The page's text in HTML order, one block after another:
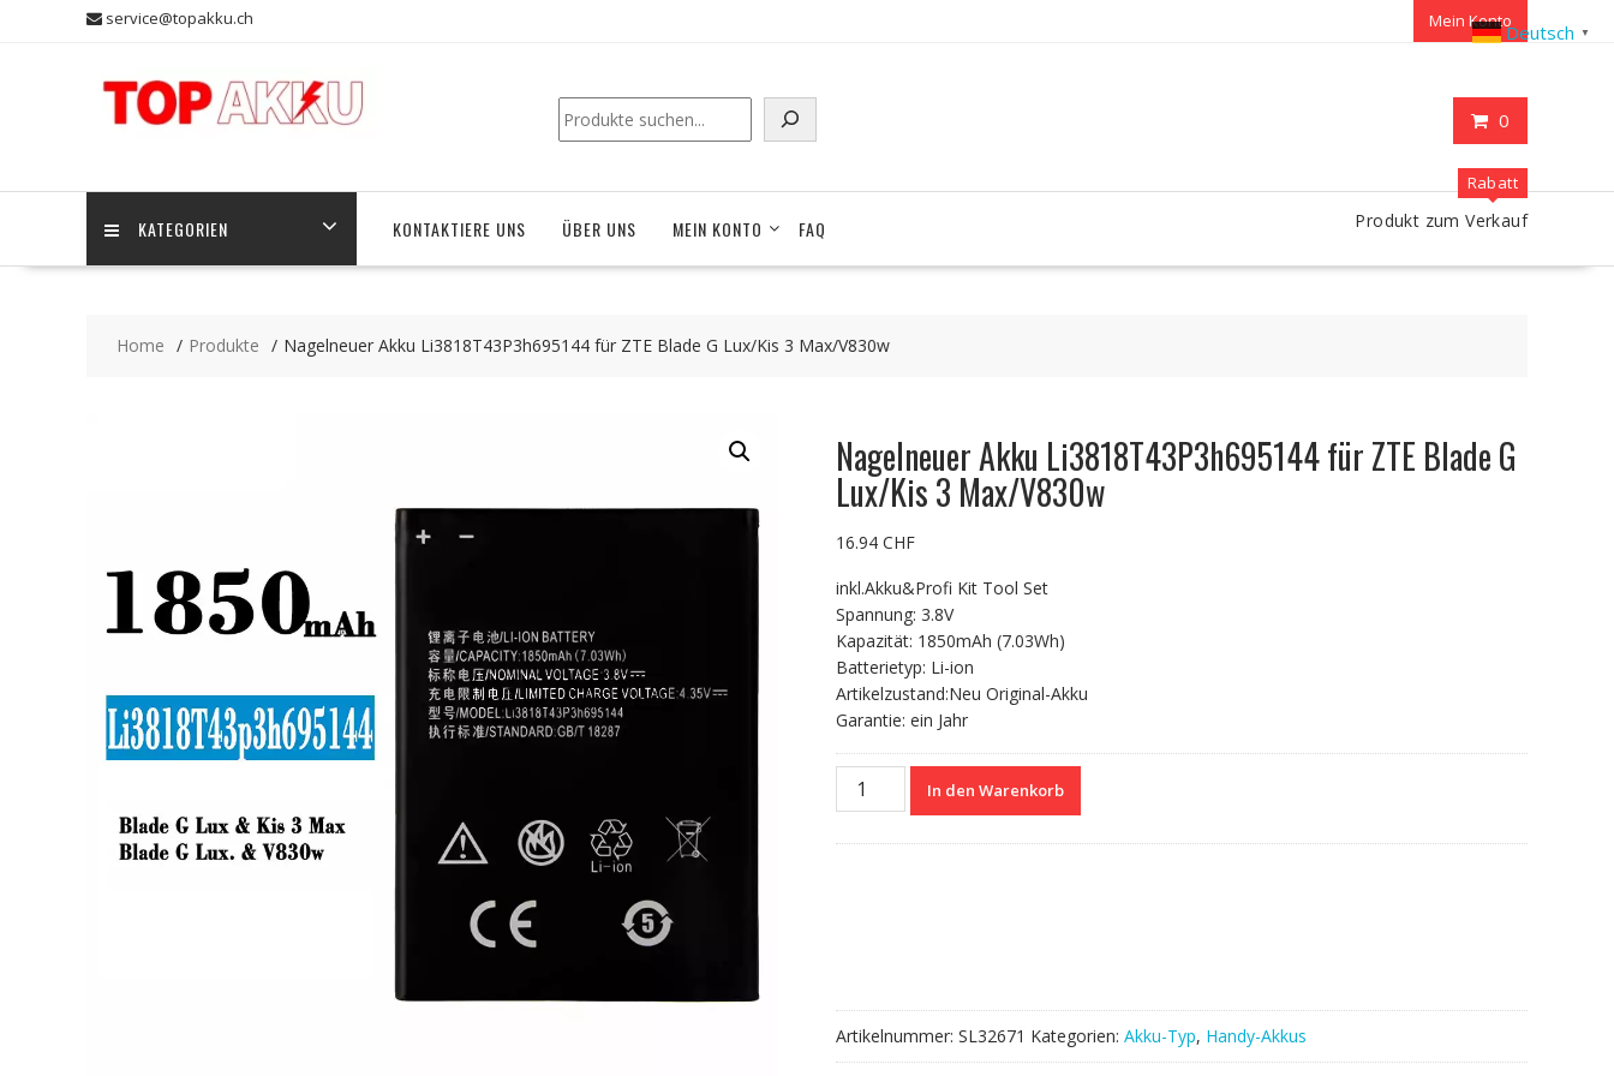
service@topakku.ch Mein Konto
0
Suchen
KATEGORIEN KONTAKTIERE UNS ÜBER UNS MEIN KONTO FAQ
Rabatt
Produkt zum Verkauf
Home Produkte Nagelneuer Akku Li3818T43P3h695144 für ZTE Blade G Lux/Kis 3 Max/V830w
Nagelneuer Akku Li3818T43P3h695144 für ZTE Blade G
Lux/Kis 3 Max/V830w
16.94 CHF
inkl.Akku&Profi Kit Tool Set
Spannung: 3.8V
Kapazität: 1850mAh (7.03Wh)
Batterietyp: Li-ion
Artikelzustand:Neu Original-Akku
Garantie: ein Jahr
Nagelneuer
Akku
Max/V830w
Menge
In den Warenkorb
Artikelnummer: SL32671 Kategorien: Akku-Typ, Handy-Akkus
Deutsch ▼